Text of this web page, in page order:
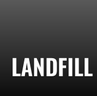
LANDFILL